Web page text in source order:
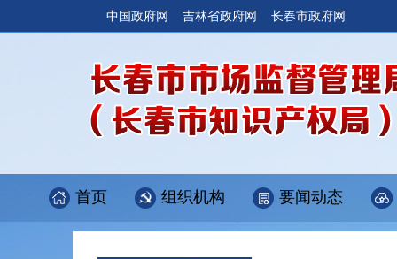
中国政府网 吉林省政府网 长春市政府网
首页 组织机构 要闻动态